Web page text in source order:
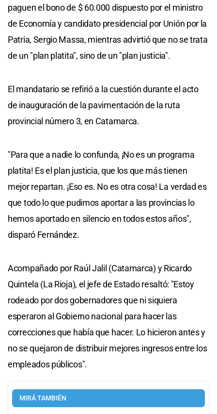
paguen el bono de $ 60.000 dispuesto por el ministro
de Economía y candidato presidencial por Unión por la
Patria, Sergio Massa, mientras advirtió que no se trata
de un "plan platita", sino de un "plan justicia".
El mandatario se refirió a la cuestión durante el acto
de inauguración de la pavimentación de la ruta
provincial número 3, en Catamarca.
"Para que a nadie lo confunda, ¡No es un programa
platita! Es el plan justicia, que los que más tienen
mejor repartan. ¡Eso es. No es otra cosa! La verdad es
que todo lo que pudimos aportar a las provincias lo
hemos aportado en silencio en todos estos años",
disparó Fernández.
Acompañado por Raúl Jalil (Catamarca) y Ricardo
Quintela (La Rioja), el jefe de Estado resaltó: "Estoy
rodeado por dos gobernadores que ni siquiera
esperaron al Gobierno nacional para hacer las
correcciones que había que hacer. Lo hicieron antes y
no se quejaron de distribuir mejores ingresos entre los
empleados públicos".
MIRÁ TAMBIÉN